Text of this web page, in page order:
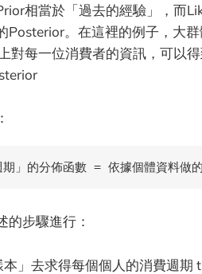
相當於「過去的經驗」，而
Posterior。在這裡的例子，大
對每一位消費者的資訊，可以
期」的分佈函數 = 依據個體資料
的步驟進行：
」去求得每個個人的消費週